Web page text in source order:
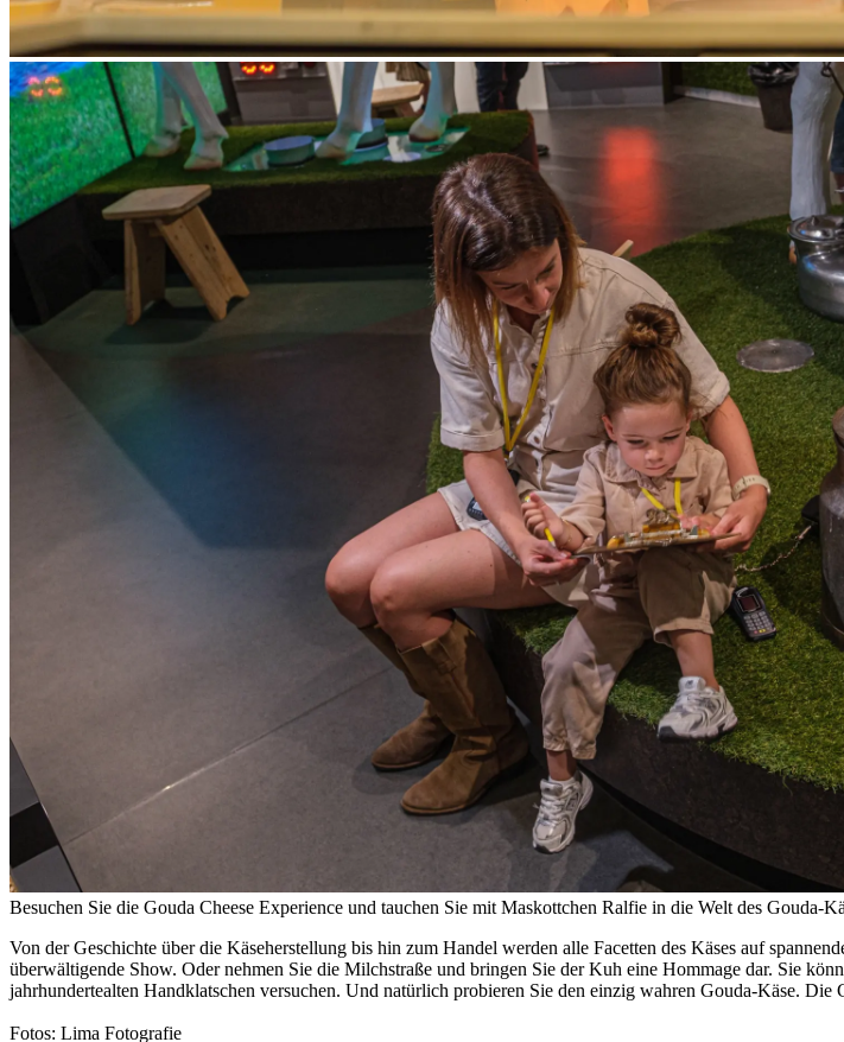
Besuchen Sie die Gouda Cheese Experience und tauchen Sie mit Maskottchen Ralfie in die Welt des Gouda-
Von der Geschichte über die Käseherstellung bis hin zum Handel werden alle Facetten des Käses auf
überwältigende Show. Oder nehmen Sie die Milchstraße und bringen Sie der Kuh eine Hommage dar. Sie
jahrhundertealten Handklatschen versuchen. Und natürlich probieren Sie den einzig wahren Gouda-Käse.
Fotos: Lima Fotografie